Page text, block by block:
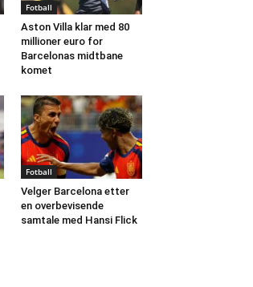
Fotball
Aston Villa klar med 80
millioner euro for
Barcelonas midtbane
komet
Fotball
Velger Barcelona etter
en overbevisende
samtale med Hansi Flick